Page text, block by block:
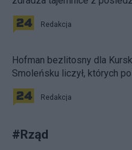
Redakcja
Hofman bezlitosny dla
Smoleńsku liczył, których
Redakcja
#Rząd